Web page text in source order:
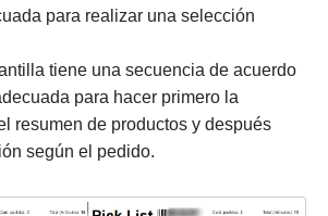
para realizar una selección
tiene una secuencia de acuerdo
para hacer primero la
resumen de productos y después
según el pedido.